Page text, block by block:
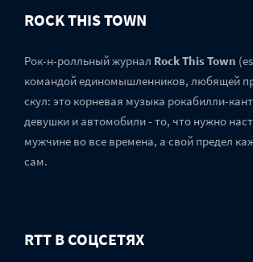
ROCK THIS TOWN
Рок-н-ролльный журнал Rock This Town
командой единомышленников, любящей
скул: это корневая музыка рокабилли-
девушки и автомобили - то, что нужно
мужчине во все времена, а свой предел
сам.
RTT В СОЦСЕТЯХ